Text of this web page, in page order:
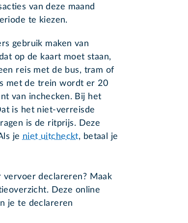
van deze maand
te kiezen.
gebruik maken van
op de kaart moet staan,
reis met de bus, tram of
met de trein wordt er 20
van inchecken. Bij het
is het niet-verreisde
is de ritprijs. Deze
je niet uitcheckt, betaal je
vervoer declareren? Maak
Deze online
je te declareren